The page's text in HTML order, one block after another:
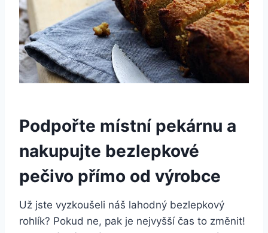
Podpořte místní pekárnu a
nakupujte bezlepkové
pečivo přímo od výrobce
Už jste vyzkoušeli náš lahodný bezlepkový
rohlík? Pokud ne, pak je nejvyšší čas to změnit!